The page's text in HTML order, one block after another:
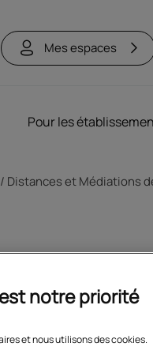
Mes espaces
Pour les
Distances et Médiations
notre priorité
et nous utilisons des cookies.